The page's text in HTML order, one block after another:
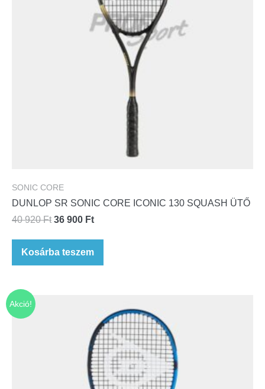
SONIC CORE
DUNLOP SR SONIC CORE ICONIC 130 SQUASH ÜTŐ
40 920Ft 36 900 Ft
Kosárba teszem
Akció!